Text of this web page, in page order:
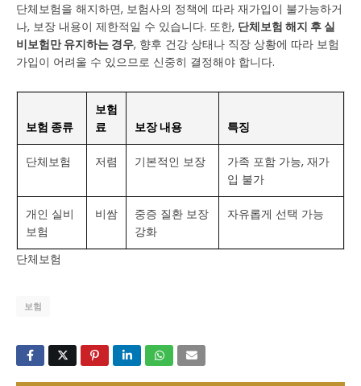
단체보험을 해지하면, 보험사의 정책에 따라 재가입이 불가능하거
나, 보장 내용이 제한적일 수 있습니다. 또한, 단체보험 해지 후 실
비보험만 유지하는 경우, 향후 건강 상태나 직장 상황에 따라 보험
가입이 어려울 수 있으므로 신중히 결정해야 합니다.
보험 종류
보험
료
보장 내용 특징
단체보험 저렴 기본적인 보장
가족 포함 가능, 재가
입 불가
개인 실비
보험
비쌈
중증 질환 보장
강화
자유롭게 선택 가능
단체보험
보험